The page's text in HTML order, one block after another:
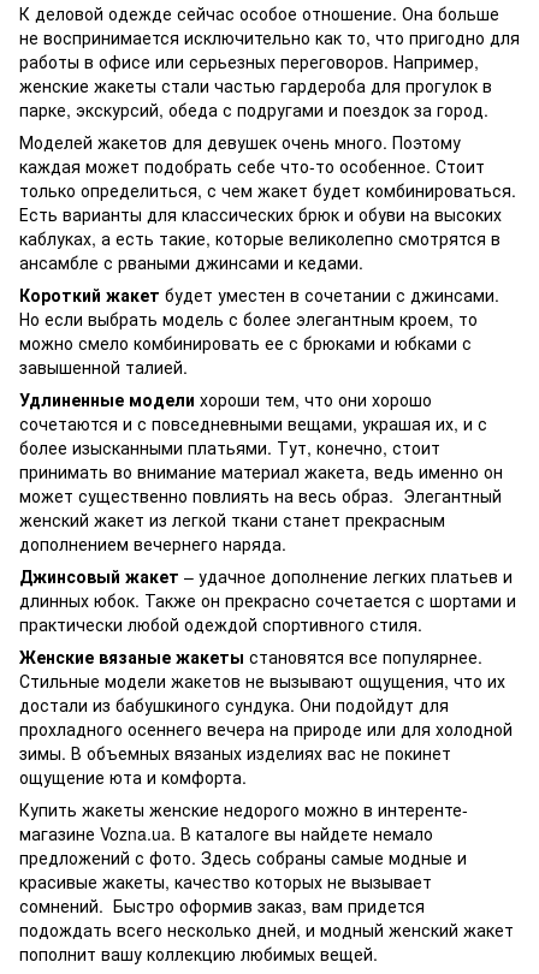
К деловой одежде сейчас особое отношение. Она больше
не воспринимается исключительно как то, что пригодно для
работы в офисе или серьезных переговоров. Например,
женские жакеты стали частью гардероба для прогулок в
парке, экскурсий, обеда с подругами и поездок за город.
Моделей жакетов для девушек очень много. Поэтому
каждая может подобрать себе что-то особенное. Стоит
только определиться, с чем жакет будет комбинироваться.
Есть варианты для классических брюк и обуви на высоких
каблуках, а есть такие, которые великолепно смотрятся в
ансамбле с рваными джинсами и кедами.
Короткий жакет будет уместен в сочетании с джинсами.
Но если выбрать модель с более элегантным кроем, то
можно смело комбинировать ее с брюками и юбками с
завышенной талией.
Удлиненные модели хороши тем, что они хорошо
сочетаются и с повседневными вещами, украшая их, и с
более изысканными платьями. Тут, конечно, стоит
принимать во внимание материал жакета, ведь именно он
может существенно повлиять на весь образ. Элегантный
женский жакет из легкой ткани станет прекрасным
дополнением вечернего наряда.
Джинсовый жакет – удачное дополнение легких платьев и
длинных юбок. Также он прекрасно сочетается с шортами и
практически любой одеждой спортивного стиля.
Женские вязаные жакеты становятся все популярнее.
Стильные модели жакетов не вызывают ощущения, что их
достали из бабушкиного сундука. Они подойдут для
прохладного осеннего вечера на природе или для холодной
зимы. В объемных вязаных изделиях вас не покинет
ощущение юта и комфорта.
Купить жакеты женские недорого можно в интеренте-
магазине Vozna.ua. В каталоге вы найдете немало
предложений с фото. Здесь собраны самые модные и
красивые жакеты, качество которых не вызывает
сомнений. Быстро оформив заказ, вам придется
подождать всего несколько дней, и модный женский жакет
пополнит вашу коллекцию любимых вещей.